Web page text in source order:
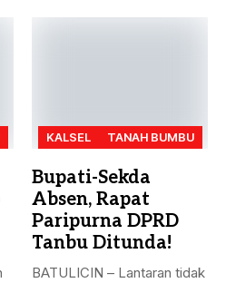
KALSEL TANAH BUMBU
Bupati-Sekda
Absen, Rapat
Paripurna DPRD
Tanbu Ditunda!
BATULICIN – Lantaran tidak